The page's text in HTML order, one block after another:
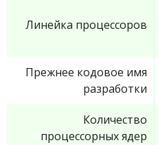
Линейка процессоров
Прежнее кодовое имя
разработки
Количество
процессорных ядер